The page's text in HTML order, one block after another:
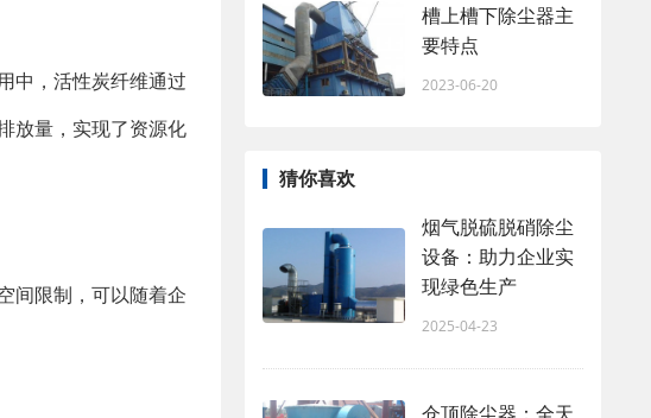
中，活性炭纤维通过
放量，实现了资源化
间限制，可以随着企
槽上槽下除尘器主
要特点
2023-06-20
猜你喜欢
烟气脱硫脱硝除尘
设备：助力企业实
现绿色生产
2025-04-23